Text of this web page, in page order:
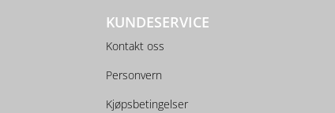
KUNDESERVICE
Kontakt oss
Personvern
Kjøpsbetingelser